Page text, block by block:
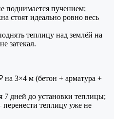
поднимается пучением;
стоят идеально ровно весь
теплицу над землёй на
затекал.
на 3×4 м (бетон + арматура +
7 дней до установки теплицы;
теплицу уже не